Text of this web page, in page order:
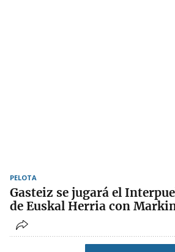
PELOTA
Gasteiz se jugará el
de Euskal Herria con